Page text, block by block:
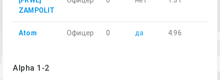
ZAMPOLIT
Atom Офицер 0 да 4.96
Alpha 1-2